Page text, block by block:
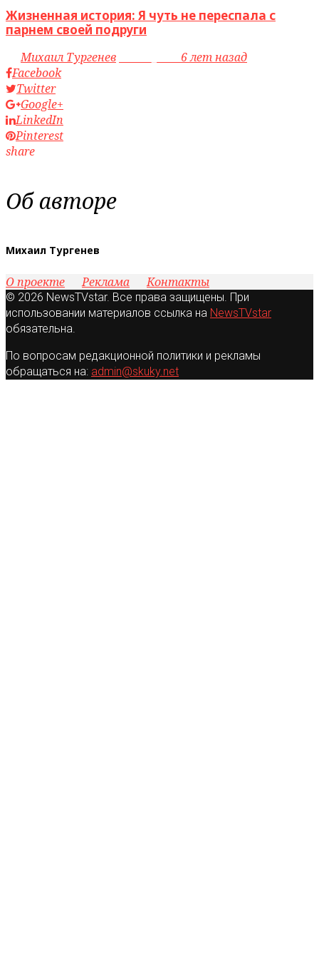
Жизненная история: Я чуть не переспала с
парнем своей подруги
byМихаил Тургенев
6 лет назад
Facebook
Twitter
Google+
LinkedIn
Pinterest
share
Об авторе
Михаил Тургенев
О проекте Реклама Контакты
© 2026 NewsTVstar. Все права защищены. При
использовании материалов ссылка на NewsTVstar
обязательна.
По вопросам редакционной политики и рекламы
обращаться на: admin@skuky.net